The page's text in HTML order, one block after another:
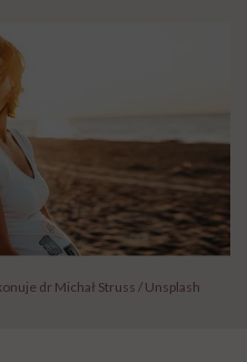
dr Michał Struss / Unsplash